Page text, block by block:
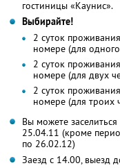
гостиницы «Каунис».
Выбирайте!
2 суток
номере (для
2 суток
номере (для двух
2 суток
номере (для троих
Вы можете
25.04.11 (кроме
по 26.02.12)
Заезд с 14.00, выезд